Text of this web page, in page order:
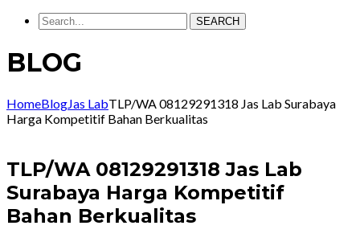
SEARCH
BLOG
HomeBlogJas LabTLP/WA 08129291318 Jas Lab Surabaya
Harga Kompetitif Bahan Berkualitas
TLP/WA 08129291318 Jas Lab
Surabaya Harga Kompetitif
Bahan Berkualitas